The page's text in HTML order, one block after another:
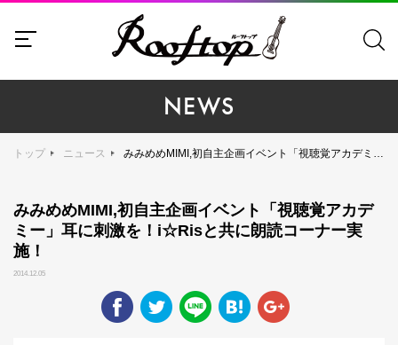
NEWS
トップ ニュース みみめめMIMI,初自主企画イベント「視聴覚アカデミー」耳に刺激を！i☆Risと共に朗読コーナー実施！
みみめめMIMI,初自主企画イベント「視聴覚アカデ
ミー」耳に刺激を！i☆Risと共に朗読コーナー実
施！
2014.12.05